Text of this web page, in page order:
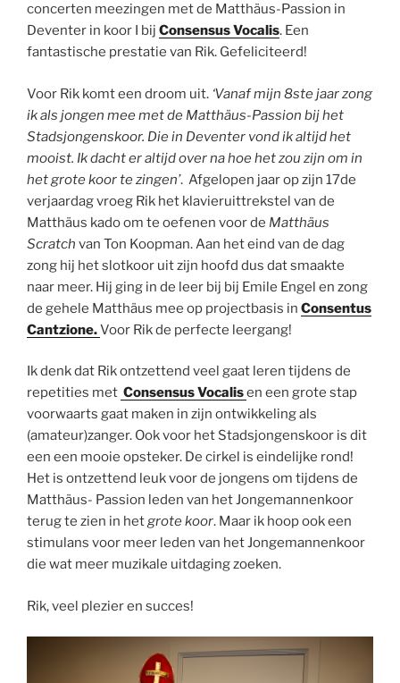
concerten meezingen met de Matthäus-Passion in
Deventer in koor I bij Consensus Vocalis. Een
fantastische prestatie van Rik. Gefeliciteerd!
Voor Rik komt een droom uit. ‘Vanaf mijn 8ste jaar zong
ik als jongen mee met de Matthäus-Passion bij het
Stadsjongenskoor. Die in Deventer vond ik altijd het
mooist. Ik dacht er altijd over na hoe het zou zijn om in
het grote koor te zingen’. Afgelopen jaar op zijn 17de
verjaardag vroeg Rik het klavieruittrekstel van de
Matthäus kado om te oefenen voor de Matthäus
Scratch van Ton Koopman. Aan het eind van de dag
zong hij het slotkoor uit zijn hoofd dus dat smaakte
naar meer. Hij ging in de leer bij bij Emile Engel en zong
de gehele Matthäus mee op projectbasis in Consentus
Cantzione.Voor Rik de perfecte leergang!
Ik denk dat Rik ontzettend veel gaat leren tijdens de
repetities met Consensus Vocalisen een grote stap
voorwaarts gaat maken in zijn ontwikkeling als
(amateur)zanger. Ook voor het Stadsjongenskoor is dit
een een mooie opsteker. De cirkel is eindelijke rond!
Het is ontzettend leuk voor de jongens om tijdens de
Matthäus- Passion leden van het Jongemannenkoor
terug te zien in hetgrote koor. Maar ik hoop ook een
stimulans voor meer leden van het Jongemannenkoor
die wat meer muzikale uitdaging zoeken.
Rik, veel plezier en succes!